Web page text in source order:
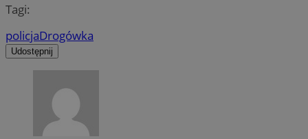
Tagi:
policjaDrogówka
Udostępnij